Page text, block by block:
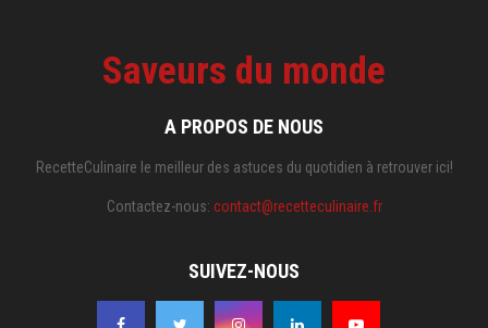
Saveurs du monde
A PROPOS DE NOUS
RecetteCulinaire le meilleur des astuces du quotidien à retrouver ici!
Contactez-nous: contact@recetteculinaire.fr
SUIVEZ-NOUS